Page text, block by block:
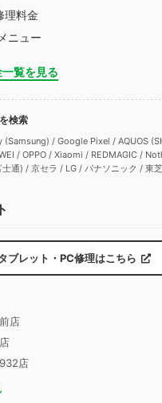
理料金
ニュー
覧を見る
検索
(Samsung) / Google Pixel / AQUOS
/ OPPO / Xiaomi / REDMAGIC /
通) / 京セラ / LG / パナソニック / 東
ブレット・PC修理はこちら
店
店